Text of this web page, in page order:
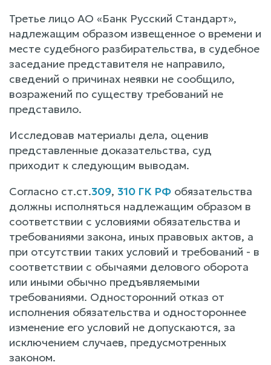
Третье лицо АО «Банк Русский Стандарт»,
надлежащим образом извещенное о времени и
месте судебного разбирательства, в судебное
заседание представителя не направило,
сведений о причинах неявки не сообщило,
возражений по существу требований не
представило.
Исследовав материалы дела, оценив
представленные доказательства, суд
приходит к следующим выводам.
Согласно ст.ст.309, 310 ГК РФ обязательства
должны исполняться надлежащим образом в
соответствии с условиями обязательства и
требованиями закона, иных правовых актов, а
при отсутствии таких условий и требований - в
соответствии с обычаями делового оборота
или иными обычно предъявляемыми
требованиями. Односторонний отказ от
исполнения обязательства и одностороннее
изменение его условий не допускаются, за
исключением случаев, предусмотренных
законом.